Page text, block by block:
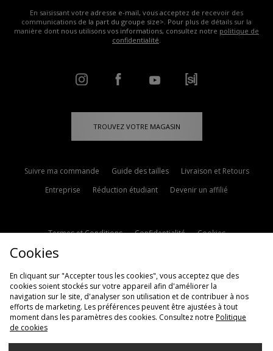
En saisissant votre adresse e-mail, vous acceptez de recevoir des
communications de la part du groupe size>. Pour plus de détails sur la
manière dont nous utilisons vos informations, consultez notre politique de
confidentialité.
TROUVEZ VOTRE MAGASIN
Suivre ma commande Guide des tailles
Livraison et Retours
Entreprise
Réduction étudiant Devenir un affilié
Termes et Conditions Confidentialité
Cookies
Politique d'avis en ligne
Modern Slavery Statement
Cookies
En cliquant sur "Accepter tous les cookies", vous acceptez que des
cookies soient stockés sur votre appareil afin d'améliorer la
navigation sur le site, d'analyser son utilisation et de contribuer à nos
efforts de marketing. Les préférences peuvent être ajustées à tout
moment dans les paramètres des cookies. Consultez notre Politique
de cookies